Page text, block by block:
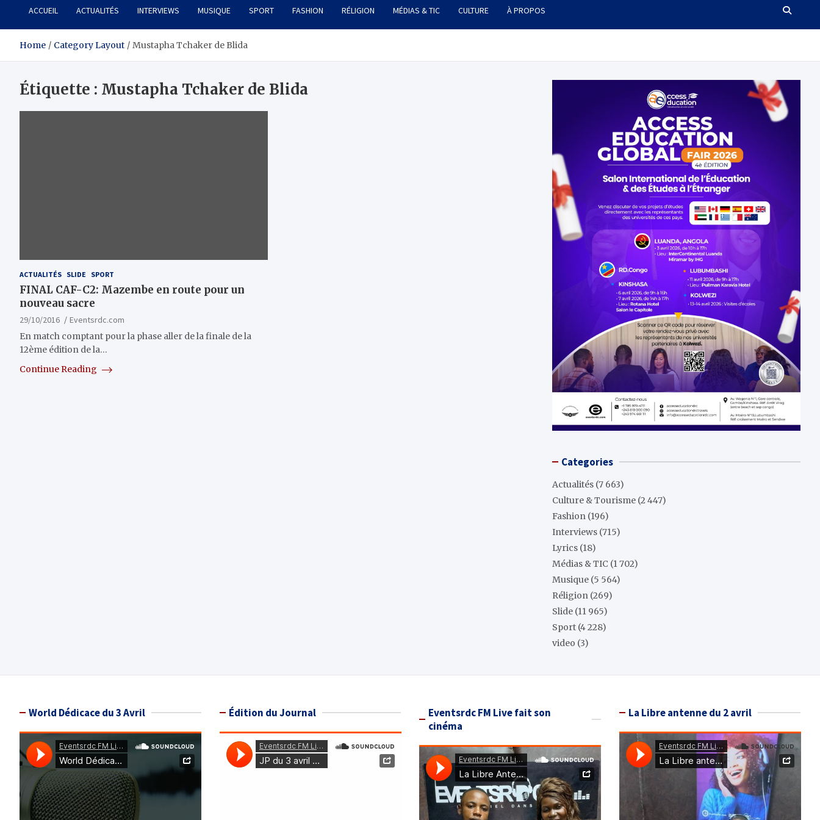
ACCUEIL ACTUALITÉS INTERVIEWS MUSIQUE SPORT FASHION RÉLIGION MÉDIAS & TIC CULTURE À PROPOS
Home Category Layout Mustapha Tchaker de Blida
Étiquette : Mustapha Tchaker de Blida
ACTUALITÉS SLIDE SPORT
FINAL CAF-C2: Mazembe en route pour un
nouveau sacre
29/10/2016
Eventsrdc.com
En match comptant pour la phase aller de la finale de la
12ème édition de la…
Continue Reading
Categories
Actualités (7 663)
Culture & Tourisme (2 447)
Fashion (196)
Interviews (715)
Lyrics (18)
Médias & TIC (1 702)
Musique (5 564)
Réligion (269)
Slide (11 965)
Sport (4 228)
video (3)
World Dédicace du 3 Avril Édition du Journal
Eventsrdc FM Live fait son
cinéma
La Libre antenne du 2 avril